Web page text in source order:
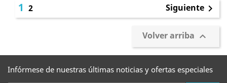
1 2 Siguiente 
Volver arriba 
Infórmese de nuestras últimas noticias y ofertas especiales